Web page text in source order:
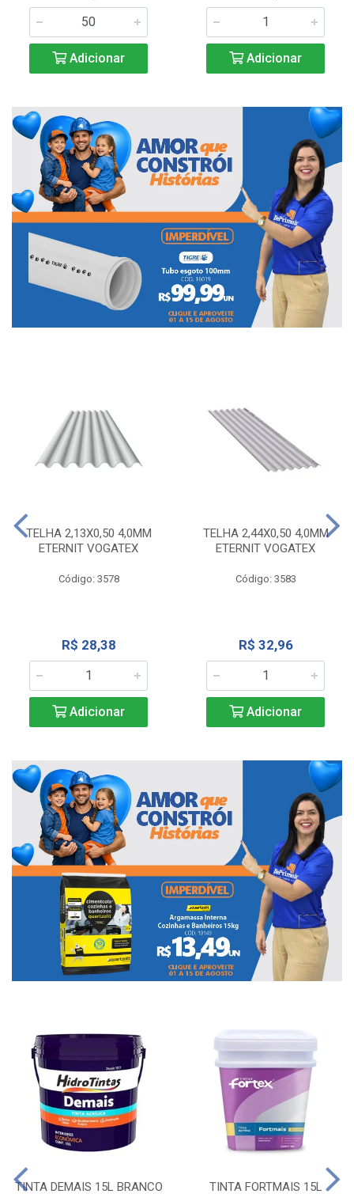
Adicionar Adicionar
TELHA 2,13X0,50 4,0MM
ETERNIT VOGATEX
Código: 3578
R$ 28,38
Adicionar
TELHA 2,44X0,50 4,0MM
ETERNIT VOGATEX
Código: 3583
R$ 32,96
Adicionar
TINTA DEMAIS 15L BRANCO TINTA FORTMAIS 15L